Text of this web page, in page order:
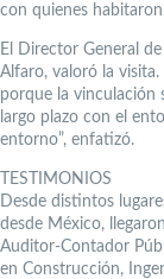
con quienes
El Director General
Alfaro, valoró la
porque la vinculación
largo plazo con el
entorno”, enfatizó.
TESTIMONIOS
Desde distintos
desde México,
Auditor-Contador
en Construcción,